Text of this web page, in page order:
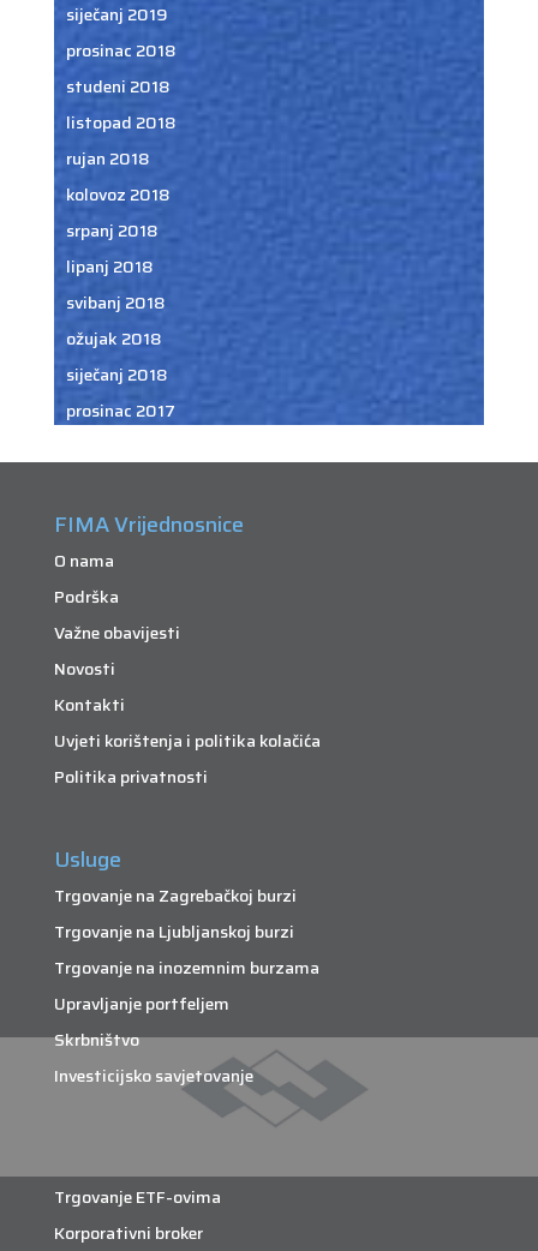
siječanj 2019
prosinac 2018
studeni 2018
listopad 2018
rujan 2018
kolovoz 2018
srpanj 2018
lipanj 2018
svibanj 2018
ožujak 2018
siječanj 2018
prosinac 2017
FIMA Vrijednosnice
O nama
Podrška
Važne obavijesti
Novosti
Kontakti
Uvjeti korištenja i politika kolačića
Politika privatnosti
Usluge
Trgovanje na Zagrebačkoj burzi
Trgovanje na Ljubljanskoj burzi
Trgovanje na inozemnim burzama
Upravljanje portfeljem
Skrbništvo
Investicijsko savjetovanje
Trgovanje ETF-ovima
Korporativni broker